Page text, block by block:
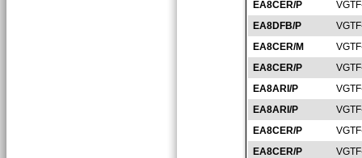
EA8CER/P
EA8DFB/P
EA8CER/M
EA8CER/P
EA8ARI/P
EA8ARI/P
EA8CER/P
EA8CER/P